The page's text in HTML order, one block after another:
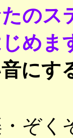
のス
めま
にす
ぞく